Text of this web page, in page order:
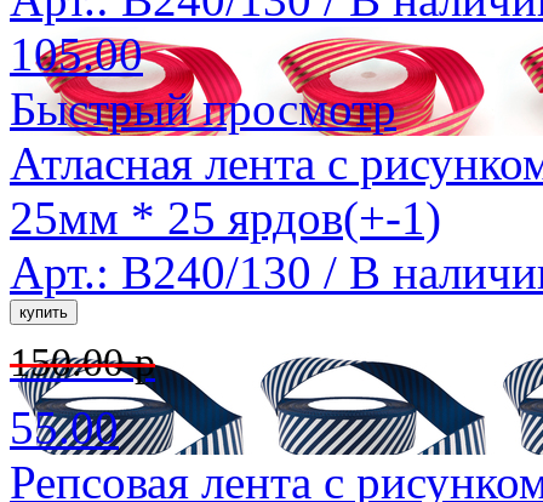
105.00
Быстрый просмотр
Атласная лента с
25мм * 25 ярдов(+-1)
Арт.: B240/130 / В
150.00 р
55.00
Репсовая лента с